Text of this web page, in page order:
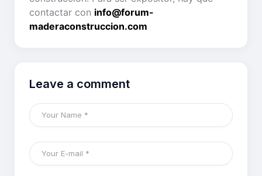
contactar con info@forum-
maderaconstruccion.com
Leave a comment